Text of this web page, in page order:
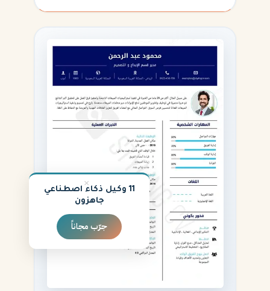
×
11 وكيل ذكاء اصطناعي
جاهزون
جرّب مجاناً